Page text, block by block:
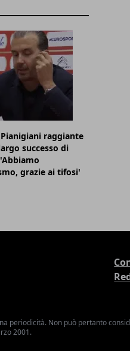
raggiante
successo di
grazie ai tifosi'
periodicità. Non può pertanto
2001.